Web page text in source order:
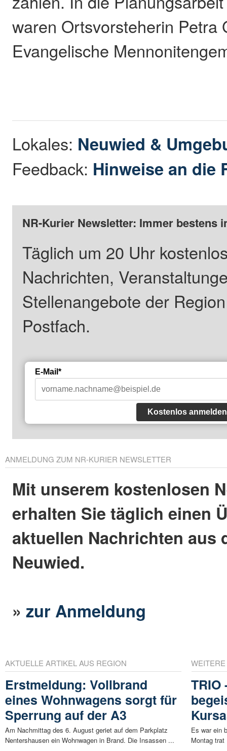
waren Ortsvorsteherin Petra
Evangelische
Lokales: Neuwied &
Feedback: Hinweise an die
NR-Kurier Newsletter: Immer bestens
Täglich um 20 Uhr
Nachrichten,
Stellenangebote der
Postfach.
E-Mail*
Kostenlos anmelden
ANMELDUNG ZUM NR-KURIER NEWSLETTER
Mit unserem kostenlosen
erhalten Sie täglich einen
aktuellen Nachrichten aus
Neuwied.
»zur Anmeldung
AKTUELLE ARTIKEL AUS REGION
Erstmeldung: Vollbrand
eines Wohnwagens sorgt für
Sperrung auf der A3
Am Nachmittag des 6. August geriet auf dem Parkplatz
Nentershausen ein Wohnwagen in Brand. Die Insassen ...
TRIO
Es war ein
Montag